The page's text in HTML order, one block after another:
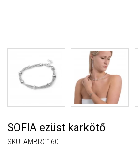
SOFIA ezüst karkötő
SKU: AMBRG160